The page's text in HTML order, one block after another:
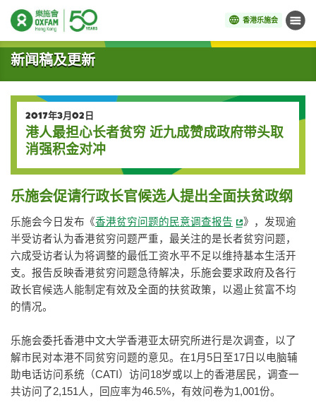
香港乐施会 菜单
开始主要内容
新闻稿及更新
2017年3月02日
港人最担心长者贫穷 近九成赞成政府带头取
消强积金对冲
乐施会促请行政长官候选人提出全面扶贫政纲
乐施会今日发布《香港贫穷问题的民意调查报告
》，发现逾
半受访者认为香港贫穷问题严重，最关注的是长者贫穷问题，
六成受访者认为将调整的最低工资水平不足以维持基本生活开
支。报告反映香港贫穷问题急待解决，乐施会要求政府及各行
政长官候选人能制定有效及全面的扶贫政策，以遏止贫富不均
的情况。
乐施会委托香港中文大学香港亚太研究所进行是次调查，以了
解市民对本港不同贫穷问题的意见。在1月5日至17日以电脑辅
助电话访问系统（CATI）访问18岁或以上的香港居民，调查一
共访问了2,151人，回应率为46.5%，有效问卷为1,001份。